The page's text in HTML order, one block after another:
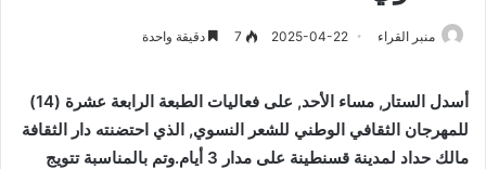
منبر القراء 2025-04-22
7 دقيقة واحدة
أسدل الستار, مساء الأحد, على فعاليات الطبعة الرابعة عشرة (14)
للمهرجان الثقافي الوطني للشعر النسوي, الذي احتضنته دار الثقافة
مالك حداد لمدينة قسنطينة على مدار 3 أيام.وتم بالمناسبة تتويج